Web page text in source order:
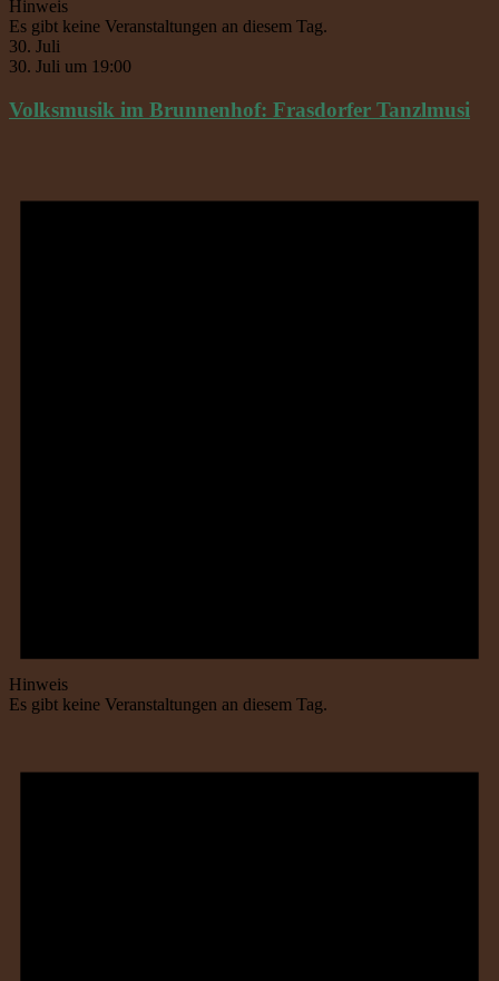
Hinweis
Es gibt keine Veranstaltungen an diesem Tag.
30. Juli
30. Juli um 19:00
Volksmusik im Brunnenhof: Frasdorfer Tanzlmusi
Hinweis
Es gibt keine Veranstaltungen an diesem Tag.